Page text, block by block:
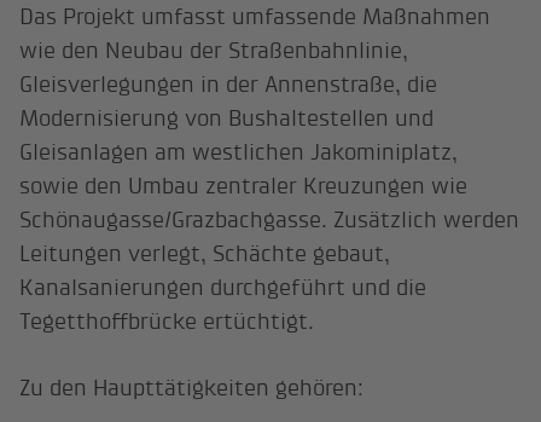
Das Projekt umfasst umfassende Maßnahmen
wie den Neubau der Straßenbahnlinie,
Gleisverlegungen in der Annenstraße, die
Modernisierung von Bushaltestellen und
Gleisanlagen am westlichen Jakominiplatz,
sowie den Umbau zentraler Kreuzungen wie
Schönaugasse/Grazbachgasse. Zusätzlich werden
Leitungen verlegt, Schächte gebaut,
Kanalsanierungen durchgeführt und die
Tegetthoffbrücke ertüchtigt.
Zu den Haupttätigkeiten gehören: